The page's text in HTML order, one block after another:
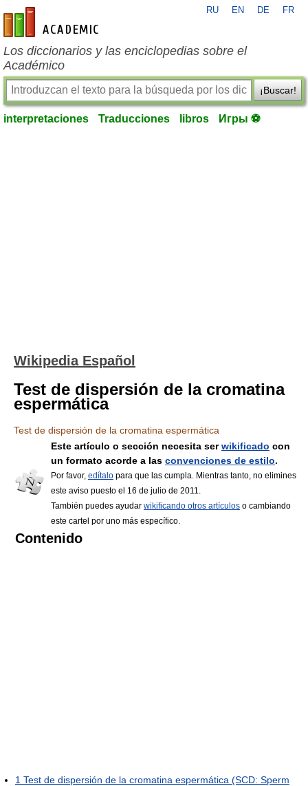
es-academic.com
RU EN DE FR
Los diccionarios y las enciclopedias sobre el
Académico
¡Buscar!
interpretaciones Traducciones libros Игры ⚽
Wikipedia Español
Test de dispersión de la cromatina
espermática
Test de dispersión de la cromatina espermática
Este artículo o sección necesita serwikificado con
un formato acorde a las convenciones de estilo.
Por favor, edítalo para que las cumpla. Mientras tanto, no elimines
este aviso puesto el 16 de julio de 2011.
También puedes ayudar wikificando otros artículos o cambiando
este cartel por uno más específico.
Contenido
1 Test de dispersión de la cromatina espermática (SCD: Sperm